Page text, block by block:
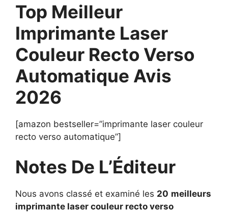
Top Meilleur
Imprimante Laser
Couleur Recto Verso
Automatique Avis
2026
[amazon bestseller=”imprimante laser couleur
recto verso automatique”]
Notes De L’Éditeur
Nous avons classé et examiné les 20 meilleurs
imprimante laser couleur recto verso